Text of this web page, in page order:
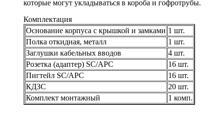
которые могут укладываться в короба и гофротрубы.
Комплектация
Основание корпуса с крышкой и замками 1 шт.
Полка откидная, металл
1 шт.
Заглушки кабельных вводов
4 шт.
Розетка (адаптер) SC/APC
16 шт.
Пигтейл SC/APC
16 шт.
КДЗС
20 шт.
Комплект монтажный
1 комп.